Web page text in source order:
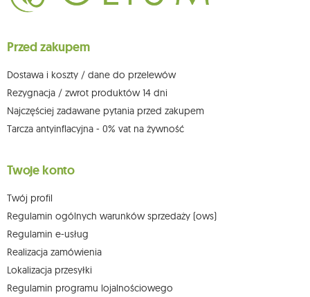
ich sprostowania, usunięcia, ograniczenia przetwarzania, wniesienia
sprzeciwu wobec przetwarzania swoich danych oraz prawo do
którego dokonano na podstawie zgody przed jej cofnięciem. W tym celu
możesz kontaktować się z działem obsługi klienta Mouton Interactive pod
Więcej informacji: www.mouton.pl/ODO
Przed zakupem
Dostawa i koszty / dane do przelewów
Rezygnacja / zwrot produktów 14 dni
Najczęściej zadawane pytania przed zakupem
Tarcza antyinflacyjna - 0% vat na żywność
Twoje konto
Twój profil
Regulamin ogólnych warunków sprzedaży (ows)
Regulamin e-usług
Realizacja zamówienia
Lokalizacja przesyłki
Regulamin programu lojalnościowego